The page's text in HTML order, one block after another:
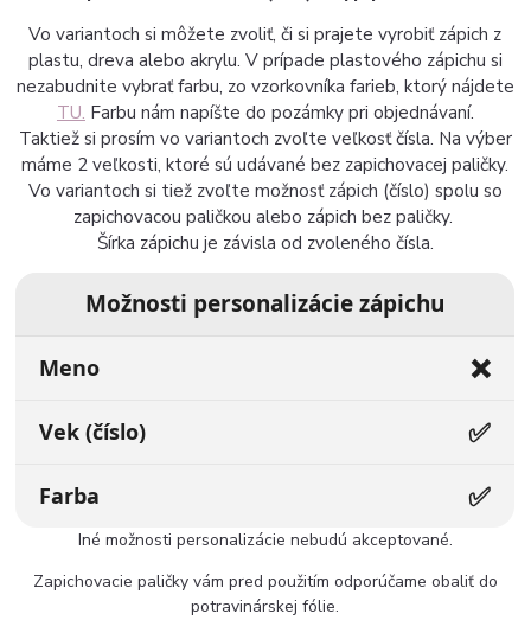
Vo variantoch si môžete zvoliť, či si prajete vyrobiť zápich z
plastu, dreva alebo akrylu. V prípade plastového zápichu si
nezabudnite vybrať farbu, zo vzorkovníka farieb, ktorý nájdete
TU. Farbu nám napíšte do pozámky pri objednávaní.
Taktiež si prosím vo variantoch zvoľte veľkosť čísla. Na výber
máme 2 veľkosti, ktoré sú udávané bez zapichovacej paličky.
Vo variantoch si tiež zvoľte možnosť zápich (číslo) spolu so
zapichovacou paličkou alebo zápich bez paličky.
Šírka zápichu je závisla od zvoleného čísla.
Možnosti personalizácie zápichu
Meno ❌
Vek (číslo) ✅
Farba ✅
Iné možnosti personalizácie nebudú akceptované.
Zapichovacie paličky vám pred použitím odporúčame obaliť do
potravinárskej fólie.